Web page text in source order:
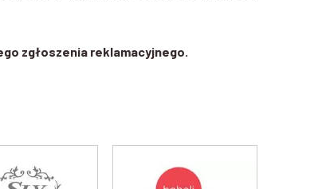
zgłoszenia reklamacyjnego.